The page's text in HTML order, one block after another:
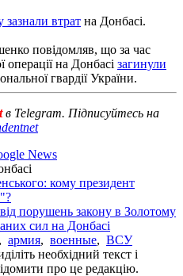
зазнали втрат на Донбасі.
повідомляв, що за час
на Донбасі загинули
гвардії України.
в Telegram. Підписуйтесь на
News
кому президент
порушень закону в Золотому
сил на Донбасі
, армия, военные, ВСУ
необхідний текст і
про це редакцію.